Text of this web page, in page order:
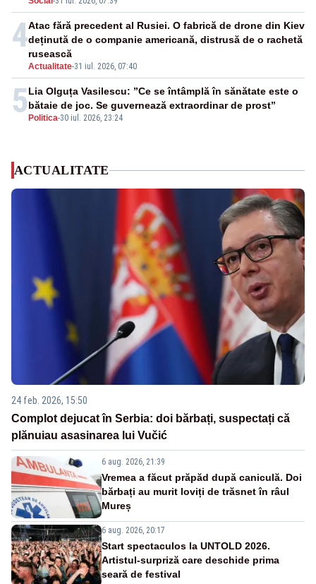
4
Actualitate-31 iul. 2026, 07:40
Atac fără precedent al Rusiei. O fabrică de drone din Kiev
deținută de o companie americană, distrusă de o rachetă
rusească
5 Politica-30 iul. 2026, 23:24
Lia Olguța Vasilescu: ”Ce se întâmplă în sănătate este o
bătaie de joc. Se guvernează extraordinar de prost”
ACTUALITATE
24 feb. 2026, 15:50
Complot dejucat în Serbia: doi bărbați, suspectați că
plănuiau asasinarea lui Vučić
6 aug. 2026, 21:39
Vremea a făcut prăpăd după caniculă. Doi
bărbați au murit loviți de trăsnet în râul
Mureș
6 aug. 2026, 20:17
Start spectaculos la UNTOLD 2026.
Artistul-surpriză care deschide prima
seară de festival